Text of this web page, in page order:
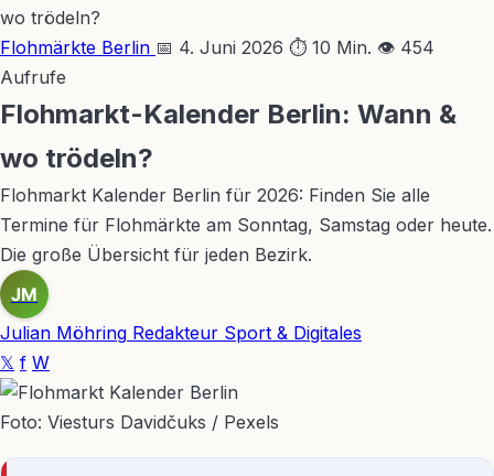
wo trödeln?
Flohmärkte Berlin 📅 4. Juni 2026 ⏱ 10 Min. 👁 454
Aufrufe
Flohmarkt-Kalender Berlin: Wann &
wo trödeln?
Flohmarkt Kalender Berlin für 2026: Finden Sie alle
Termine für Flohmärkte am Sonntag, Samstag oder heute.
Die große Übersicht für jeden Bezirk.
JM
Julian Möhring Redakteur Sport & Digitales
𝕏 f W
Foto: Viesturs Davidčuks / Pexels